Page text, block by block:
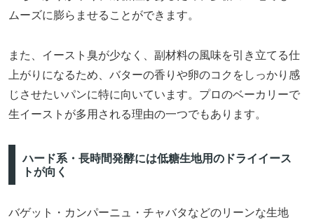
ムーズに膨らませることができます。
また、イースト臭が少なく、副材料の風味を引き立てる仕
上がりになるため、バターの香りや卵のコクをしっかり感
じさせたいパンに特に向いています。プロのベーカリーで
生イーストが多用される理由の一つでもあります。
ハード系・長時間発酵には低糖生地用のドライイース
トが向く
バゲット・カンパーニュ・チャバタなどのリーンな生地